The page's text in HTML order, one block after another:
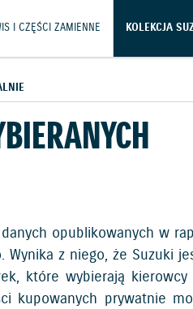
I CZĘŚCI ZAMIENNE KOLEKCJA
opublikowanych w
Wynika z niego, że Suzuki
które wybierają
kupowanych prywatnie